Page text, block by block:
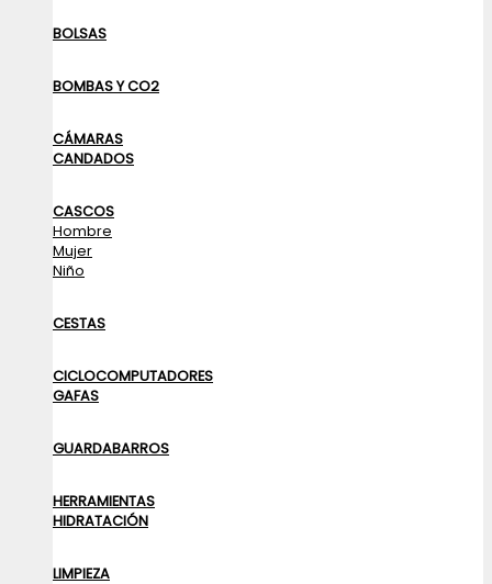
BOLSAS
BOMBAS Y CO2
CÁMARAS
CANDADOS
CASCOS
Hombre
Mujer
Niño
CESTAS
CICLOCOMPUTADORES
GAFAS
GUARDABARROS
HERRAMIENTAS
HIDRATACIÓN
LIMPIEZA